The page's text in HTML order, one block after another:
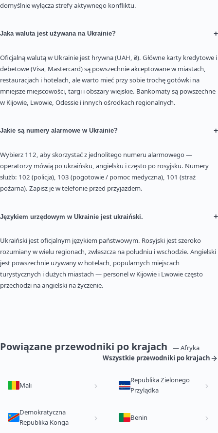
domyślnie wyłącza strefy aktywnego konfliktu.
Jaka waluta jest używana na Ukrainie? +
Oficjalną walutą w Ukrainie jest hrywna (UAH, ₴). Główne karty kredytowe i
debetowe (Visa, Mastercard) są powszechnie akceptowane w miastach,
restauracjach i hotelach, ale warto mieć przy sobie trochę gotówki na
mniejsze miejscowości, targi i obszary wiejskie. Bankomaty są powszechne
w Kijowie, Lwowie, Odessie i innych ośrodkach regionalnych.
Jakie są numery alarmowe w Ukrainie? +
Wybierz 112, aby skorzystać z jednolitego numeru alarmowego —
operatorzy mówią po ukraińsku, angielsku i często po rosyjsku. Numery
służb: 102 (policja), 103 (pogotowie / pomoc medyczna), 101 (straż
pożarna). Zapisz je w telefonie przed przyjazdem.
Językiem urzędowym w Ukrainie jest ukraiński. +
Ukraiński jest oficjalnym językiem państwowym. Rosyjski jest szeroko
rozumiany w wielu regionach, zwłaszcza na południu i wschodzie. Angielski
jest powszechnie używany w hotelach, popularnych miejscach
turystycznych i dużych miastach — personel w Kijowie i Lwowie często
przechodzi na angielski na życzenie.
Powiązane przewodniki po krajach
— Afryka
Wszystkie przewodniki po krajach
Mali
Republika Zielonego
Przylądka
Demokratyczna
Republika Konga
Benin